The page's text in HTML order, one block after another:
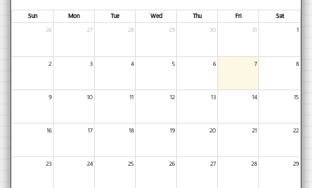
Sun Mon Tue Wed Thu Fri
Sat
26
27 28 29 30 31 1
2 3 4 5 6 7 8
9 10 11 12 13 14 15
16 17 18 19 20 21 22
23 24 25 26 27 28 29